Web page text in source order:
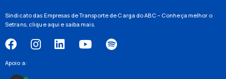
Sindicato das Empresas de Transporte de Carga do ABC – Conheça melhor o
Setrans, clique aqui e saiba mais.
Apoio a: